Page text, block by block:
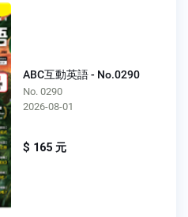
ABC互動英語 - No.0290
No. 0290
2026-08-01
$ 165 元